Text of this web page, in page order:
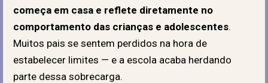
começa em casa e reflete diretamente no
comportamento das crianças e adolescentes.
Muitos pais se sentem perdidos na hora de
estabelecer limites — e a escola acaba herdando
parte dessa sobrecarga.